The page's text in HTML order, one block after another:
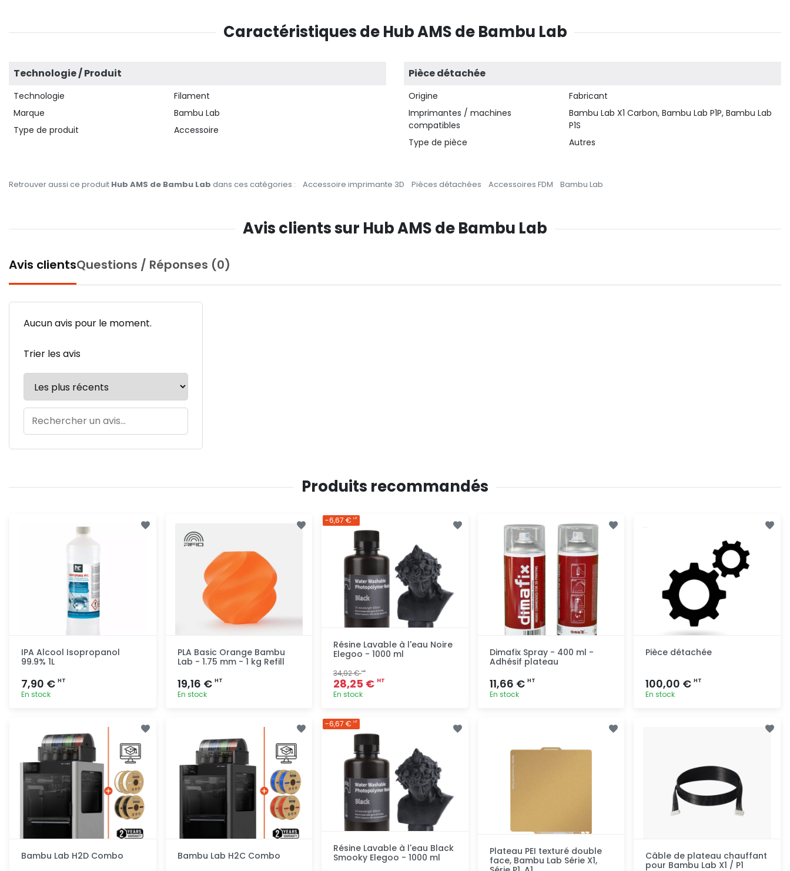
Caractéristiques de Hub AMS de Bambu Lab
Technologie / Produit
Technologie
Filament
Marque
Bambu Lab
Type de produit
Accessoire
Pièce détachée
Origine
Fabricant
Imprimantes / machines
compatibles
Bambu Lab X1 Carbon, Bambu Lab P1P, Bambu Lab
P1S
Type de pièce
Autres
Retrouver aussi ce produit Hub AMS de Bambu Lab dans ces catégories : Accessoire imprimante 3D Pièces détachées Accessoires FDM Bambu Lab
Avis clients sur Hub AMS de Bambu Lab
Avis clientsQuestions / Réponses (0)
Aucun avis pour le moment.
Trier les avis
Produits recommandés
IPA Alcool Isopropanol
99.9% 1L
7,90 € HT
En stock
PLA Basic Orange Bambu
Lab - 1.75 mm - 1 kg Refill
19,16 € HT
En stock
Résine Lavable à l'eau Noire
Elegoo - 1000 ml
34,92 €HT
28,25 € HT
En stock
-6,67 €HT
Dimafix Spray - 400 ml -
Adhésif plateau
11,66 € HT
En stock
Pièce détachée
100,00 €HT
En stock
Bambu Lab H2D Combo Bambu Lab H2C Combo
Résine Lavable à l'eau Black
Smooky Elegoo - 1000 ml
-6,67 €HT
Plateau PEI texturé double
face, Bambu Lab Série X1,
Câble de plateau chauffant
pour Bambu Lab X1 / P1